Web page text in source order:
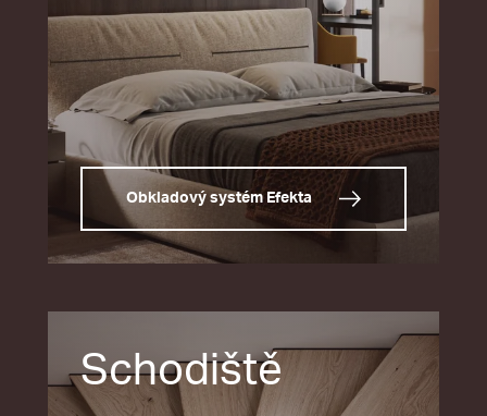
Obkladový systém Efekta
Schodiště